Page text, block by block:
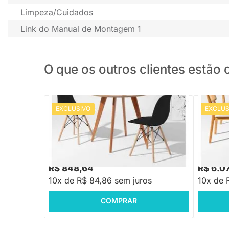
Limpeza/Cuidados
Link do Manual de Montagem 1
O que os outros clientes estão
EXCLUSIVO
Conjunto Mesa Square Redonda Bétula -
88cm com + 2 Cadeiras Eiffel - Preto
R$ 848,64
10x de R$ 84,86 sem juros
COMPRAR
R$
10x de